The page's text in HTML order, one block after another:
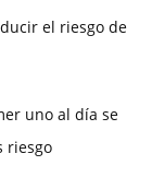
el riesgo de
uno al día se
riesgo